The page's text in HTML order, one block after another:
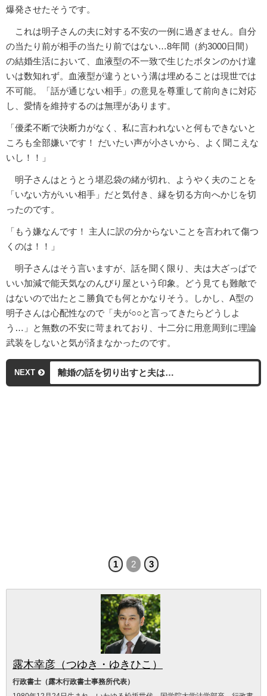
爆発させたそうです。
これは明子さんの夫に対する不安の一例に過ぎません。自分
の当たり前が相手の当たり前ではない…8年間（約3000日間）
の結婚生活において、血液型の不一致で生じたボタンのかけ違
いは数知れず。血液型が違うという溝は埋めることは現世では
不可能。「話が通じない相手」の意見を尊重して前向きに対応
し、愛情を維持するのは無理があります。
「優柔不断で決断力がなく、私に言われないと何もできないと
ころも全部嫌いです！ だいたい声が小さいから、よく聞こえな
いし！！」
明子さんはとうとう堪忍袋の緒が切れ、ようやく夫のことを
「いない方がいい相手」だと気付き、縁を切る方向へかじを切
ったのです。
「もう嫌なんです！ 主人に訳の分からないことを言われて傷つ
くのは！！」
明子さんはそう言いますが、話を聞く限り、夫は大ざっぱで
いい加減で能天気なのんびり屋という印象。どう見ても難敵で
はないので出たとこ勝負でも何とかなりそう。しかし、A型の
明子さんは心配性なので「夫が○○と言ってきたらどうしよ
う…」と無数の不安に苛まれており、十二分に用意周到に理論
武装をしないと気が済まなかったのです。
NEXT 離婚の話を切り出すと夫は…
1 2 3
露木幸彦（つゆき・ゆきひこ）
行政書士（露木行政書士事務所代表）